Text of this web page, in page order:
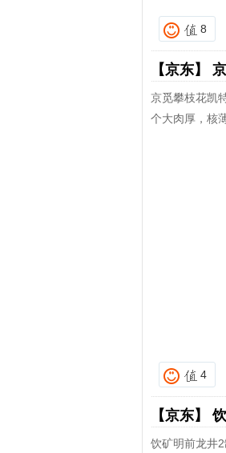
8
【京东】
京觅攀枝花凯
个大肉厚，核
4
【京东】
饮矿明前龙井